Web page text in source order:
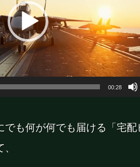
00:28
でも何が何でも届ける「宅配